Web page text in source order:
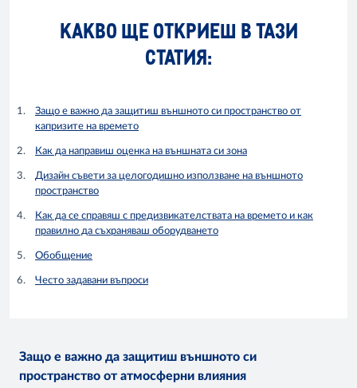
КАКВО ЩЕ ОТКРИЕШ В ТАЗИ
СТАТИЯ:
Защо е важно да защитиш външното си пространство от
капризите на времето
Как да направиш оценка на външната си зона
Дизайн съвети за целогодишно използване на външното
пространство
Как да се справяш с предизвикателствата на времето и как
правилно да съхраняваш оборудването
Обобщение
Често задавани въпроси
Защо е важно да защитиш външното си
пространство от атмосферни влияния